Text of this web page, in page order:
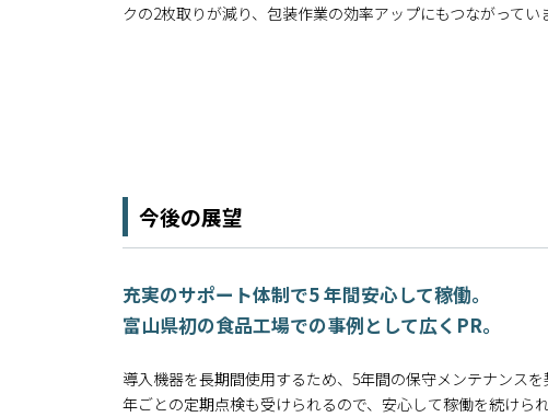
クの2枚取りが減り、包装作業の効率アップにもつながってい
今後の展望
充実のサポート体制で5 年間安心して稼働。
富山県初の食品工場での事例として広くPR。
導入機器を長期間使用するため、5年間の保守メンテナンス
年ごとの定期点検も受けられるので、安心して稼働を続けら